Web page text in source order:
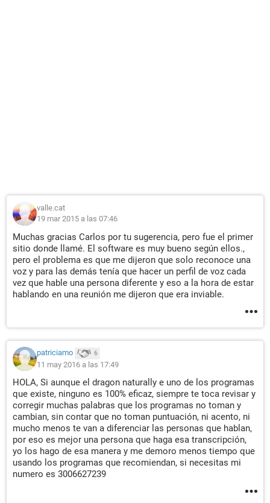
valle.cat
19 mar 2015 a las 07:46
Muchas gracias Carlos por tu sugerencia, pero fue el primer
sitio donde llamé. El software es muy bueno según ellos.,
pero el problema es que me dijeron que solo reconoce una
voz y para las demás tenía que hacer un perfil de voz cada
vez que hable una persona diferente y eso a la hora de estar
hablando en una reunión me dijeron que era inviable.
patriciamo 6
11 may 2016 a las 17:49
HOLA, Si aunque el dragon naturally e uno de los programas
que existe, ninguno es 100% eficaz, siempre te toca revisar y
corregir muchas palabras que los programas no toman y
cambian, sin contar que no toman puntuación, ni acento, ni
mucho menos te van a diferenciar las personas que hablan,
por eso es mejor una persona que haga esa transcripción,
yo los hago de esa manera y me demoro menos tiempo que
usando los programas que recomiendan, si necesitas mi
numero es 3006627239